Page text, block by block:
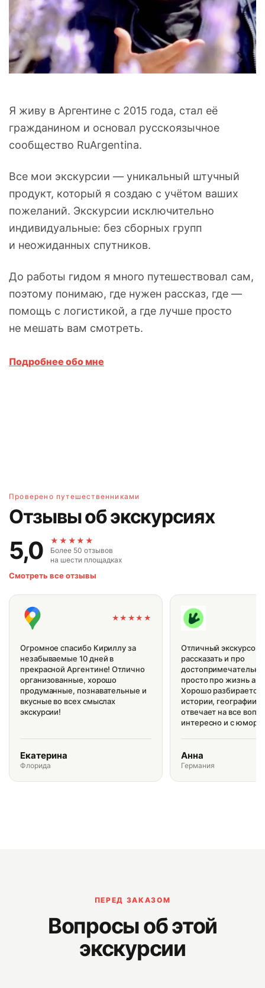
Я живу в Аргентине с 2015 года, стал её
гражданином и основал русскоязычное
сообщество RuArgentina.
Все мои экскурсии — уникальный штучный
продукт, который я создаю с учётом ваших
пожеланий. Экскурсии исключительно
индивидуальные: без сборных групп
и неожиданных спутников.
До работы гидом я много путешествовал сам,
поэтому понимаю, где нужен рассказ, где —
помощь с логистикой, а где лучше просто
не мешать вам смотреть.
Подробнее обо мне
Проверено путешественниками
Отзывы об экскурсиях
5,0 ★★★★★
Более 50 отзывов
на шести площадках
Смотреть все отзывы
★★★★★
Огромное спасибо Кириллу за
незабываемые 10 дней в
прекрасной Аргентине! Отлично
организованные, хорошо
продуманные, познавательные и
вкусные во всех смыслах
экскурсии!
Екатерина
Флорида
Отличный
рассказать и про
просто про жизнь
Хорошо разбирается
истории, географии
отвечает на все
интересно и с
Анна
Германия
ПЕРЕД ЗАКАЗОМ
Вопросы об этой
экскурсии